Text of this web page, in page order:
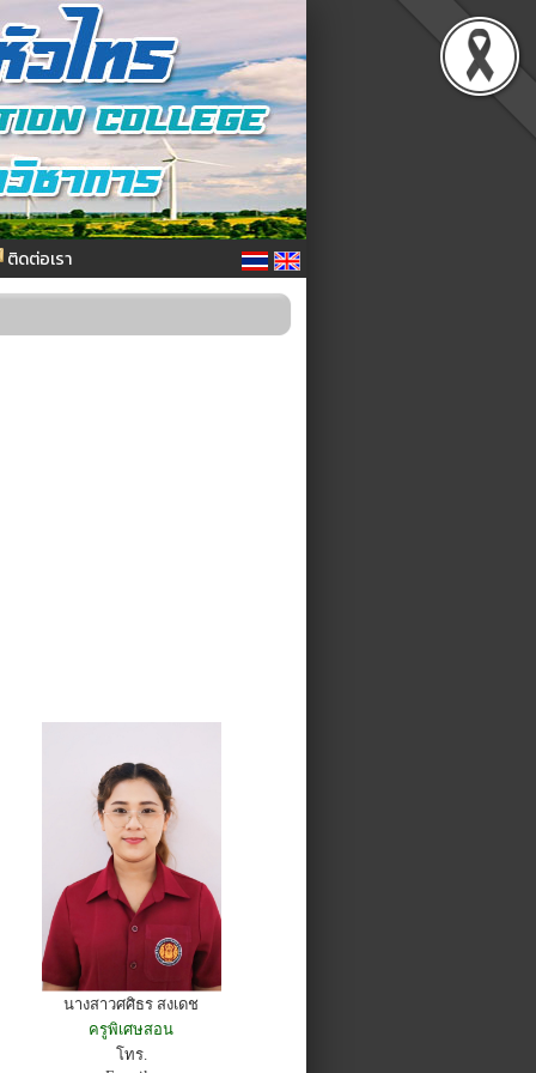
ติดต่อเรา
นางสาวศศิธร สงเดช
ครูพิเศษสอน
โทร.